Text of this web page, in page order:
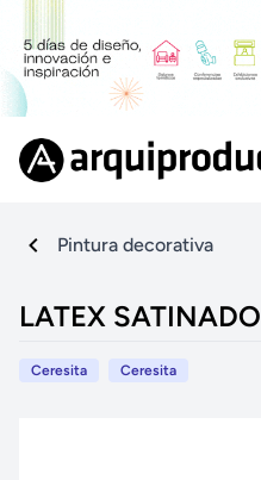
Pintura decorativa
LATEX SATINADO
Ceresita Ceresita